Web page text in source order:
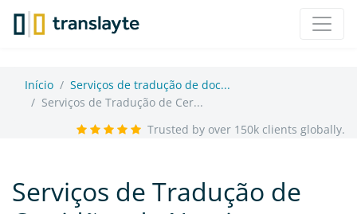
Início
Serviços de tradução de doc...
Serviços de Tradução de Cer...
Trusted by over 150k clients globally.
Serviços de Tradução de